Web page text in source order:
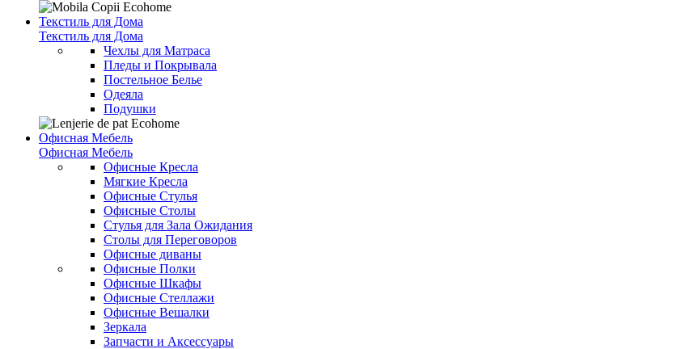
Текстиль для Дома
Текстиль для Дома
Чехлы для Матраса
Пледы и Покрывала
Постельное Белье
Одеяла
Подушки
Офисная Мебель
Офисная Мебель
Офисные Кресла
Мягкие Кресла
Офисные Стулья
Офисные Столы
Стулья для Зала Ожидания
Столы для Переговоров
Офисные диваны
Офисные Полки
Офисные Шкафы
Офисные Стеллажи
Офисные Вешалки
Зеркала
Запчасти и Аксессуары